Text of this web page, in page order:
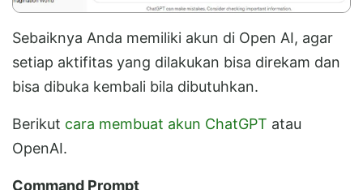
Sebaiknya Anda memiliki akun di Open AI, agar
setiap aktifitas yang dilakukan bisa direkam dan
bisa dibuka kembali bila dibutuhkan.
Berikut cara membuat akun ChatGPT atau
OpenAI.
Command Prompt